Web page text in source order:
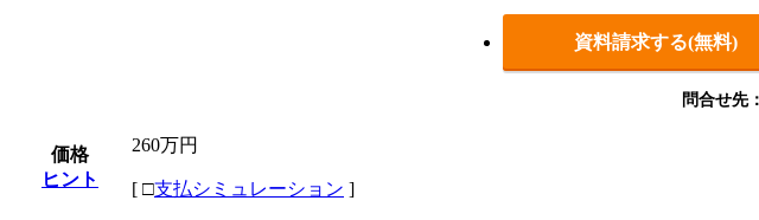
資料請求する(無料)
問合せ先：
価格
ヒント
260万円
[ □支払シミュレーション ]